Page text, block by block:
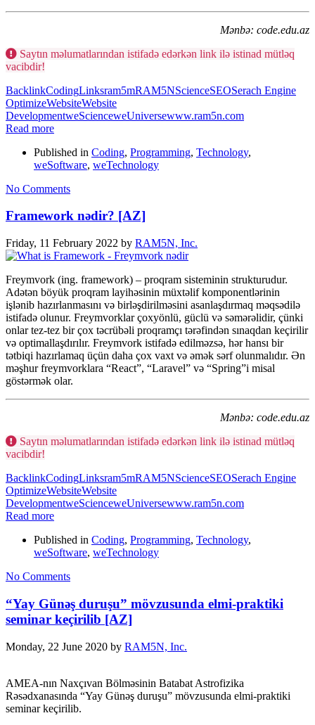
Mənbə: code.edu.az
Saytın məlumatlarından istifadə edərkən link ilə istinad mütləq
vacibdir!
BacklinkCodingLinksram5mRAM5NScienceSEOSerach Engine
OptimizeWebsiteWebsite
DevelopmentweScienceweUniversewww.ram5n.com
Read more
Published in Coding, Programming, Technology,
weSoftware, weTechnology
No Comments
Framework nədir? [AZ]
Friday, 11 February 2022 by RAM5N, Inc.
Freymvork (ing. framework) – proqram sisteminin strukturudur.
Adətən böyük proqram layihəsinin müxtəlif komponentlərinin
işlənib hazırlanmasını və birləşdirilməsini asanlaşdırmaq məqsədilə
istifadə olunur. Freymvorklar çoxyönlü, güclü və səmərəlidir, çünki
onlar tez-tez bir çox təcrübəli proqramçı tərəfindən sınaqdan keçirilir
və optimallaşdırılır. Freymvork istifadə edilməzsə, hər hansı bir
tətbiqi hazırlamaq üçün daha çox vaxt və əmək sərf olunmalıdır. Ən
məşhur freymvorklara “React”, “Laravel” və “Spring”i misal
göstərmək olar.
Mənbə: code.edu.az
Saytın məlumatlarından istifadə edərkən link ilə istinad mütləq
vacibdir!
BacklinkCodingLinksram5mRAM5NScienceSEOSerach Engine
OptimizeWebsiteWebsite
DevelopmentweScienceweUniversewww.ram5n.com
Read more
Published in Coding, Programming, Technology,
weSoftware, weTechnology
No Comments
“Yay Günəş duruşu” mövzusunda elmi-praktiki
seminar keçirilib [AZ]
Monday, 22 June 2020 by RAM5N, Inc.
AMEA-nın Naxçıvan Bölməsinin Batabat Astrofizika
Rəsədxanasında “Yay Günəş duruşu” mövzusunda elmi-praktiki
seminar keçirilib.